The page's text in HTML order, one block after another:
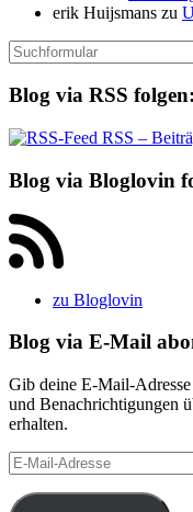
erik Huijsmans zu
Suchen
nach:
Blog via RSS folgen:
RSS –
Blog via Bloglovin
zu Bloglovin
Blog via E-Mail
Gib deine E-Mail-
und Benachrichtigungen
erhalten.
E-
Mail-
Adresse